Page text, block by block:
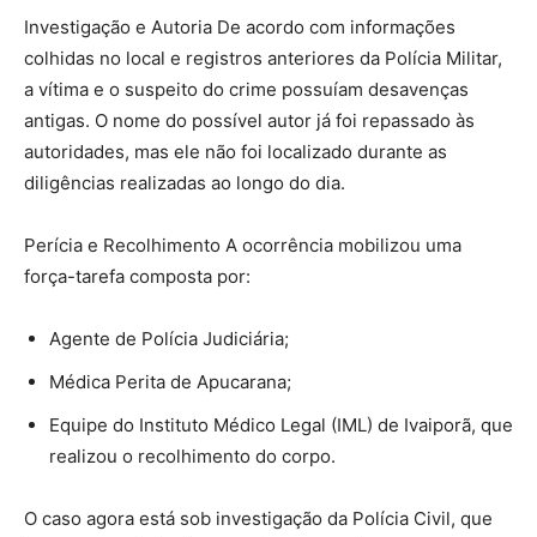
Investigação e Autoria De acordo com informações
colhidas no local e registros anteriores da Polícia Militar,
a vítima e o suspeito do crime possuíam desavenças
antigas. O nome do possível autor já foi repassado às
autoridades, mas ele não foi localizado durante as
diligências realizadas ao longo do dia.
Perícia e Recolhimento A ocorrência mobilizou uma
força-tarefa composta por:
Agente de Polícia Judiciária;
Médica Perita de Apucarana;
Equipe do Instituto Médico Legal (IML) de Ivaiporã, que
realizou o recolhimento do corpo.
O caso agora está sob investigação da Polícia Civil, que